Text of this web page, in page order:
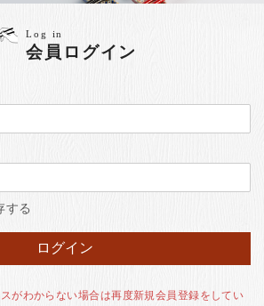
自宅用）
Log in
会員ログイン
する
がわからない場合は再度新規会員登録をしてい